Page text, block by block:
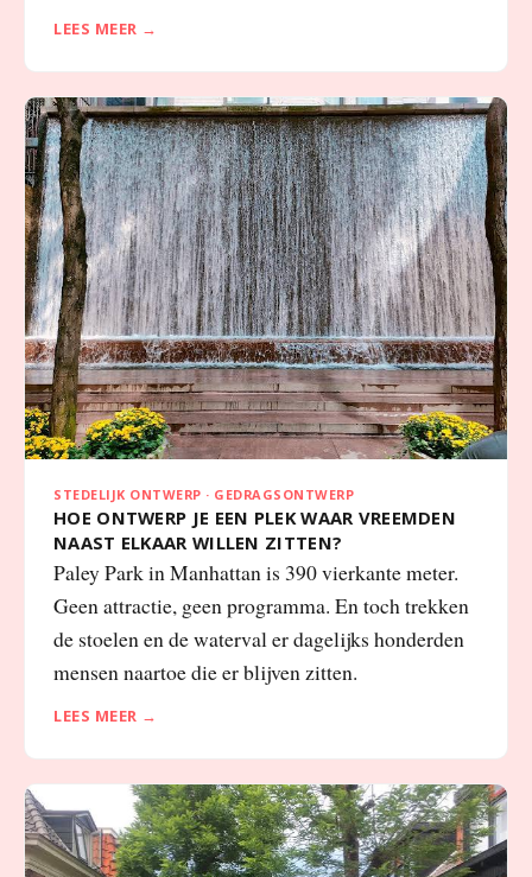
LEES MEER →
STEDELIJK ONTWERP · GEDRAGSONTWERP
HOE ONTWERP JE EEN PLEK WAAR VREEMDEN
NAAST ELKAAR WILLEN ZITTEN?
Paley Park in Manhattan is 390 vierkante meter.
Geen attractie, geen programma. En toch trekken
de stoelen en de waterval er dagelijks honderden
mensen naartoe die er blijven zitten.
LEES MEER →